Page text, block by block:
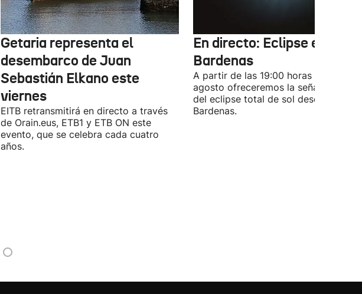
Getaria representa el
desembarco de Juan
Sebastián Elkano este
viernes
EITB retransmitirá en directo a través
de Orain.eus, ETB1 y ETB ON este
evento, que se celebra cada cuatro
años.
En directo: Eclipse en las
Bardenas
A partir de las 19:00 horas del 12 de
agosto ofreceremos la señal en
del eclipse total de sol desde las
Bardenas.